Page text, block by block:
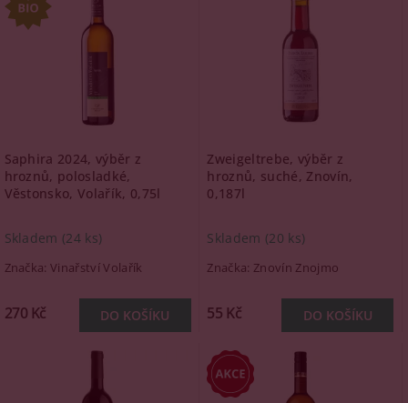
Saphira 2024, výběr z
hroznů, polosladké,
Věstonsko, Volařík, 0,75l
Skladem (24 ks)
Značka:Vinařství Volařík
270 Kč
Zweigeltrebe, výběr z
hroznů, suché, Znovín,
0,187l
Skladem (20 ks)
Značka: Znovín Znojmo
55 Kč